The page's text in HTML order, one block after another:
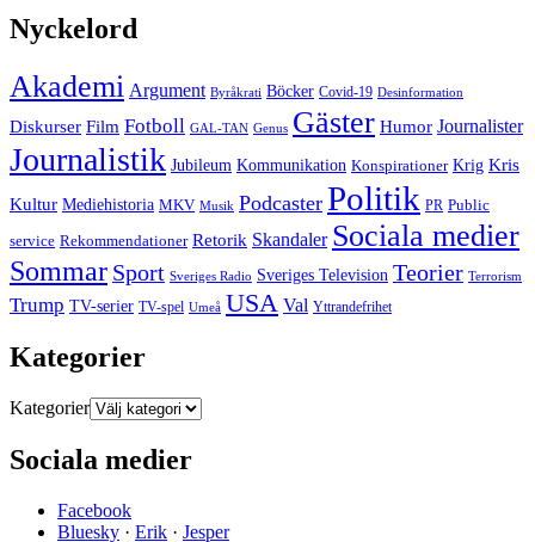
Nyckelord
Akademi Argument Byråkrati Böcker Covid-19 Desinformation
Diskurser Film Fotboll GAL-TAN Genus Gäster Humor Journalister
Journalistik Jubileum Kommunikation Konspirationer Krig Kris
Kultur Mediehistoria MKV Musik Podcaster Politik PR Public
service Rekommendationer Retorik Skandaler Sociala medier
Sommar Sport Sveriges Radio Sveriges Television Teorier Terrorism
Trump TV-serier TV-spel Umeå USA Val Yttrandefrihet
Kategorier
Kategorier
Sociala medier
Facebook
Bluesky · Erik · Jesper